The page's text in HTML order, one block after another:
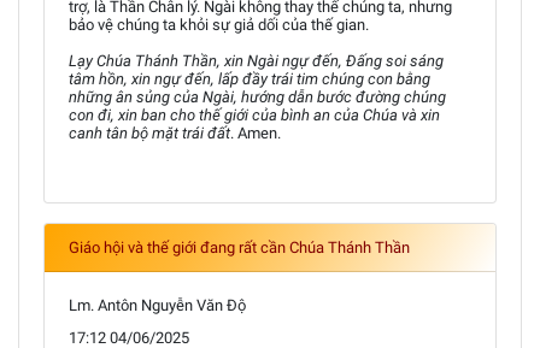
trợ, là Thần Chân lý. Ngài không thay thế chúng ta, nhưng
bảo vệ chúng ta khỏi sự giả dối của thế gian.
Lạy Chúa Thánh Thần, xin Ngài ngự đến, Đấng soi sáng
tâm hồn, xin ngự đến, lấp đầy trái tim chúng con bằng
những ân sủng của Ngài, hướng dẫn bước đường chúng
con đi, xin ban cho thế giới của bình an của Chúa và xin
canh tân bộ mặt trái đất. Amen.
Giáo hội và thế giới đang rất cần Chúa Thánh Thần
Lm. Antôn Nguyễn Văn Độ
17:12 04/06/2025